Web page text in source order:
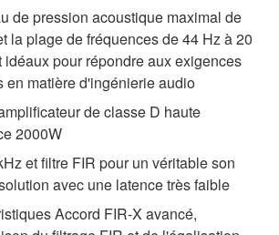
de pression acoustique maximal de
la plage de fréquences de 44 Hz à 20
idéaux pour répondre aux exigences
en matière d'ingénierie audio
de classe D haute
2000W
et filtre FIR pour un véritable son
avec une latence très faible
Accord FIR-X avancé,